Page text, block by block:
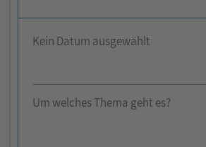
Kein Datum ausgewählt
Um welches Thema geht es?